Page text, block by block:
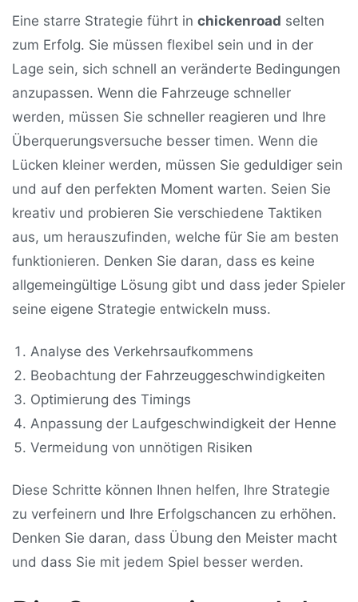
Eine starre Strategie führt in chickenroad selten
zum Erfolg. Sie müssen flexibel sein und in der
Lage sein, sich schnell an veränderte Bedingungen
anzupassen. Wenn die Fahrzeuge schneller
werden, müssen Sie schneller reagieren und Ihre
Überquerungsversuche besser timen. Wenn die
Lücken kleiner werden, müssen Sie geduldiger sein
und auf den perfekten Moment warten. Seien Sie
kreativ und probieren Sie verschiedene Taktiken
aus, um herauszufinden, welche für Sie am besten
funktionieren. Denken Sie daran, dass es keine
allgemeingültige Lösung gibt und dass jeder Spieler
seine eigene Strategie entwickeln muss.
Analyse des Verkehrsaufkommens
Beobachtung der Fahrzeuggeschwindigkeiten
Optimierung des Timings
Anpassung der Laufgeschwindigkeit der Henne
Vermeidung von unnötigen Risiken
Diese Schritte können Ihnen helfen, Ihre Strategie
zu verfeinern und Ihre Erfolgschancen zu erhöhen.
Denken Sie daran, dass Übung den Meister macht
und dass Sie mit jedem Spiel besser werden.